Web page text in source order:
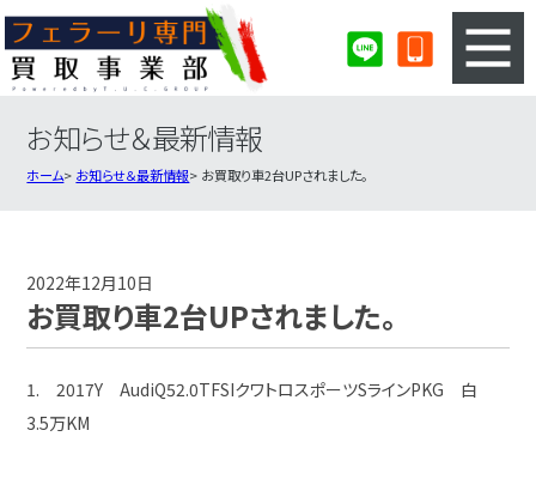
3ステップのカンタン査定
フェラーリ買取実績
お知らせ＆最新情報
ホーム お知らせ＆最新情報 お買取り車2台UPされました。
2022年12月10日
お買取り車2台UPされました。
1. 2017Y AudiQ52.0TFSIクワトロスポーツSラインPKG 白
3.5万KM